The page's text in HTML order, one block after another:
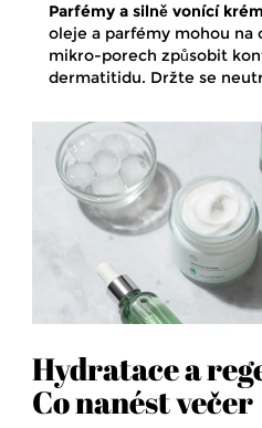
Parfémy a silně vonící
oleje a parfémy mohou na
mikro-porech způsobit
dermatitidu. Držte se
Hydratace a
Co nanést večer